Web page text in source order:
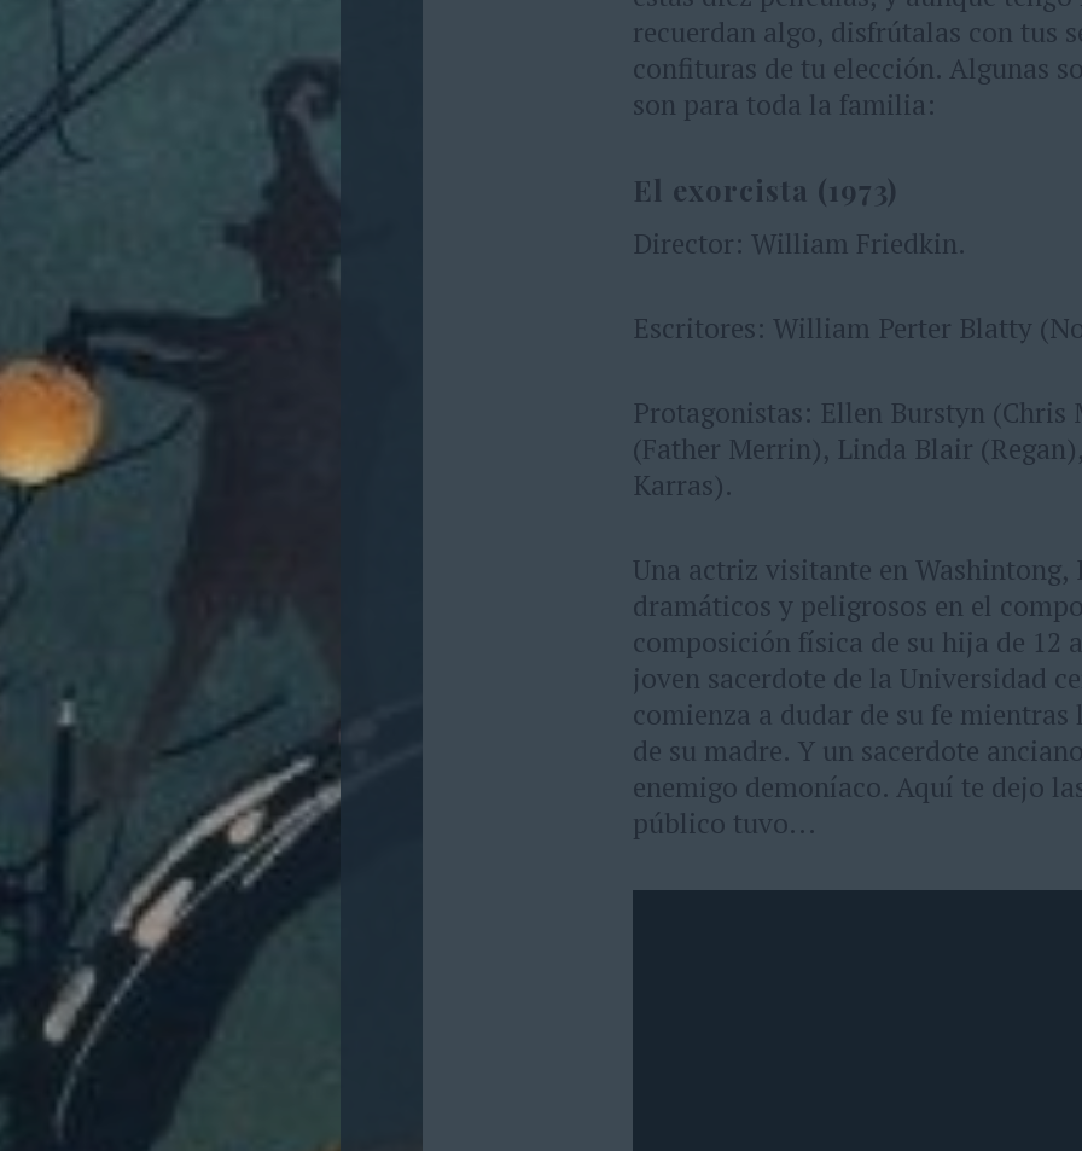
recuerdan algo, disfrútalas con tus
confituras de tu elección. Algunas
son para toda la familia:
El exorcista (1973)
Director: William Friedkin.
Escritores: William Perter Blatty
Protagonistas: Ellen Burstyn (Chris
(Father Merrin), Linda Blair
Karras).
Una actriz visitante en Washintong,
dramáticos y peligrosos en el
composición física de su hija de 12
joven sacerdote de la Universidad
comienza a dudar de su fe
de su madre. Y un sacerdote
enemigo demoníaco. Aquí te dejo
público tuvo...